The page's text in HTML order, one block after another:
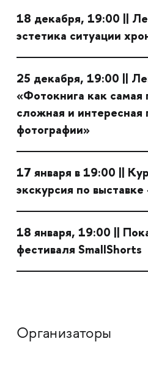
18 декабря, 19:00 ||
эстетика ситуации
25 декабря, 19:00 ||
«Фотокнига как самая
сложная и интересная
фотографии»
17 января в 19:00 ||
экскурсия по
18 января, 19:00 ||
фестиваля SmallShorts
Организаторы